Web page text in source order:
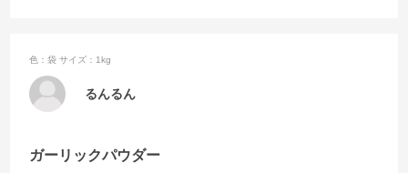
ガーリックパウダー
色：袋 サイズ：1kg
るんるん